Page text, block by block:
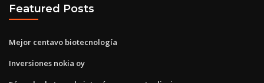
Featured Posts
Mejor centavo biotecnología
Inversiones nokia oy